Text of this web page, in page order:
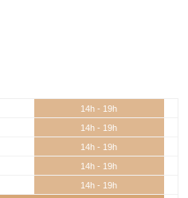
14h - 19h
14h - 19h
14h - 19h
14h - 19h
14h - 19h